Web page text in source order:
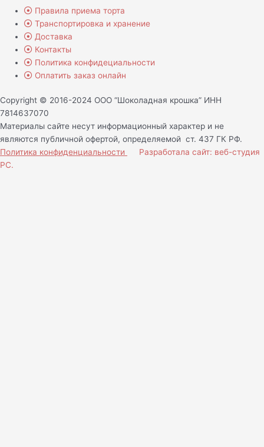
Правила приема торта
Транспортировка и хранение
Доставка
Контакты
Политика конфидециальности
Оплатить заказ онлайн
Copyright © 2016-2024 ООО “Шоколадная крошка” ИНН
7814637070
Материалы сайте несут информационный характер и не
являются публичной офертой, определяемой ст. 437 ГК РФ.
Политика конфиденциальности
Разработала сайт: веб-студия
РС.